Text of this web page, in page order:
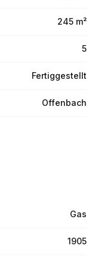
245 m²
5
Fertiggestellt
Offenbach
Gas
1905